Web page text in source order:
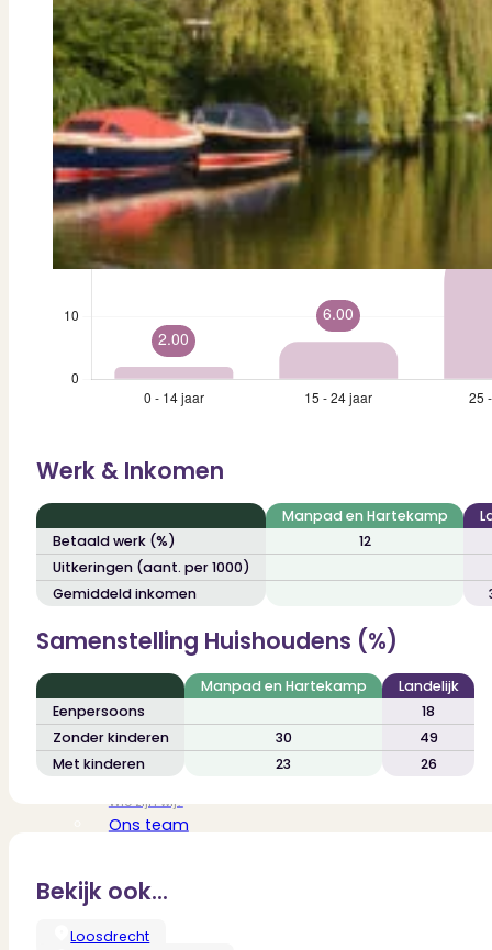
Bekijk ons huuraanbod..
Nieuwbouw projecten
De toekomst, te koop..
Diensten
Verkoop
Begeleiding naar een succesvolle verkoop
Aankoop
Samen vinden wij jouw droomwoning
Taxatie
Verkoop jouw huis discreet..
Nieuwbouw verkopen
Verhuren
Verhuur & Beheer
Huurwoningen én beheer op maat
Verbouwen
Wil jij jouw huis renoveren? Geen probleem!
Alle diensten
Bekijk het overzicht van alle diensten..
Over PUUR*
Wie zijn wij?
Ons team
Kom jij ons team versterken?
De kracht van 6 vestigingen!
Werk & Inkomen
Manpad en Hartekamp
Betaald werk (%)
12
Uitkeringen (aant. per 1000)
Gemiddeld inkomen
Samenstelling Huishoudens (%)
Manpad en Hartekamp
Landelijk
Eenpersoons
18
Zonder kinderen
30
49
Met kinderen
23 26
Bekijk ook...
Loosdrecht